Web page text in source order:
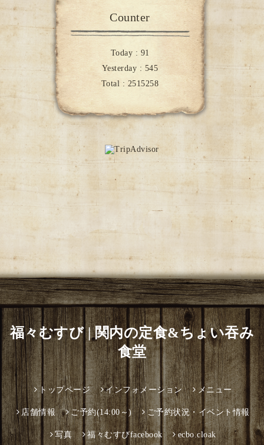
Counter
Today : 91
Yesterday : 545
Total : 2515258
福々むすび | 関内の定食&ちょい吞み
食堂
トップページ インフォメーション メニュー
店舗情報 ご予約(14:00～) ご予約状況・イベント情報
写真 福々むすびfacebook ecbo.cloak